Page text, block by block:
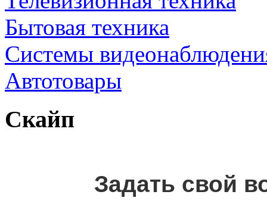
Бытовая техника
Cистемы
Автотовары
Скайп
Задать свой